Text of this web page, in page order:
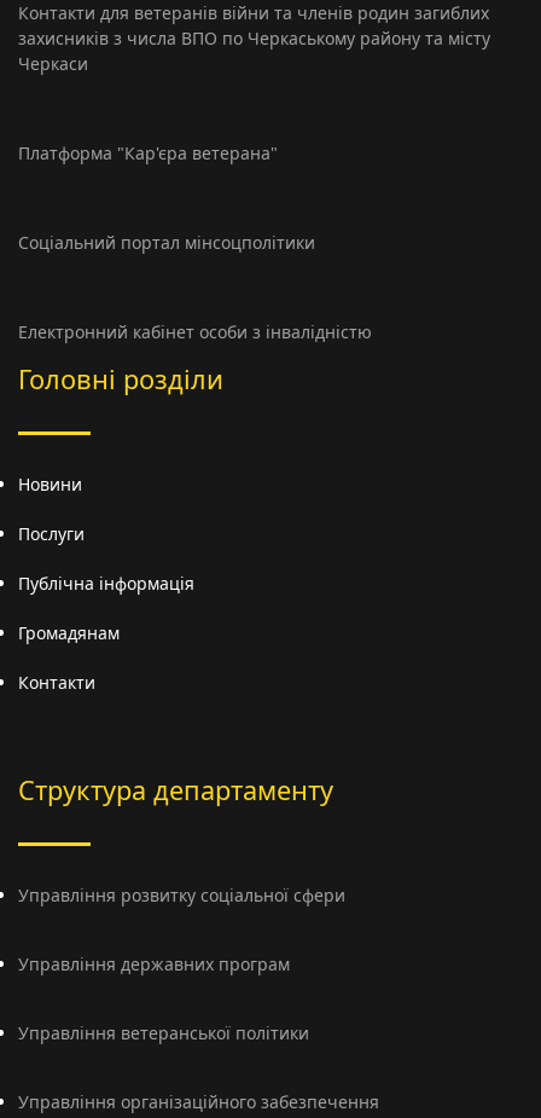
Контакти для ветеранів війни та членів родин загиблих
захисників з числа ВПО по Черкаському району та місту
Черкаси
Платформа "Кар'єра ветерана"
Соціальний портал мінсоцполітики
Електронний кабінет особи з інвалідністю
Головні розділи
Новини
Послуги
Публічна інформація
Громадянам
Контакти
Структура департаменту
Управління розвитку соціальної сфери
Управління державних програм
Управління ветеранської політики
Управління організаційного забезпечення